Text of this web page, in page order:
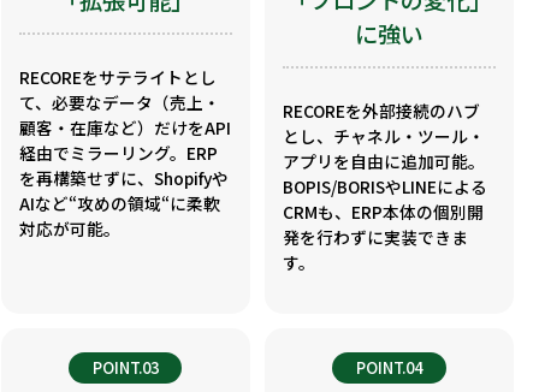
RECOREをサテライトとし
て、必要なデータ（売上・
顧客・在庫など）だけをAPI
経由でミラーリング。ERP
を再構築せずに、Shopifyや
AIなど“攻めの領域“に柔軟
対応が可能。
に強い
RECOREを外部接続のハブ
とし、チャネル・ツール・
アプリを自由に追加可能。
BOPIS/BORISやLINEによる
CRMも、ERP本体の個別開
発を行わずに実装できま
す。
POINT.03 POINT.04